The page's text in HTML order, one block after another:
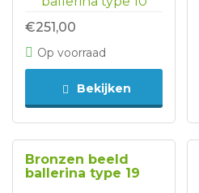
€251,00
Op voorraad
Bekijken
Bronzen beeld
ballerina type 19